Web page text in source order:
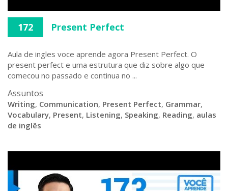
172 Present Perfect
Aula de ingles voce aprende agora Present Perfect. O
present perfect e uma estrutura que diz sobre algo que
comecou no passado e continua no ...
Assuntos
Writing, Communication, Present Perfect, Grammar,
Vocabulary, Present, Listening, Speaking, Reading, aulas
de inglês